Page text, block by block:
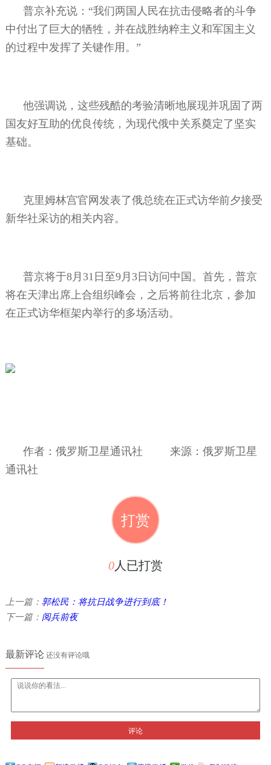
普京补充说：“我们两国人民在抗击侵略者的斗争
中付出了巨大的牺牲，并在战胜纳粹主义和军国主义
的过程中发挥了关键作用。”
他强调说，这些残酷的考验清晰地展现并巩固了两
国友好互助的优良传统，为现代俄中关系奠定了坚实
基础。
克里姆林宫官网发表了俄总统在正式访华前夕接受
新华社采访的相关内容。
普京将于8 月 31 日至9 月 3日访问中国。首先，普京
将在天津出席上合组织峰会，之后将前往北京，参加
在正式访华框架内举行的多场活动。
作者：俄罗斯卫星通讯社
来源：俄罗斯卫星
通讯社
打赏
0人已打赏
上一篇： 郭松民：将抗日战争进行到底！
下一篇： 阅兵前夜
最新评论还没有评论哦
评论